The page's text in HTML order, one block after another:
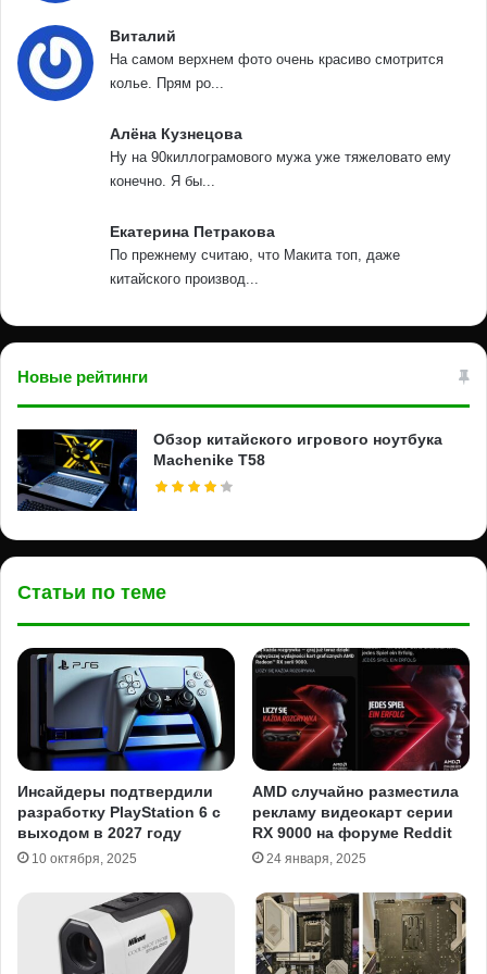
Виталий
На самом верхнем фото очень красиво смотрится
колье. Прям ро...
Алёна Кузнецова
Ну на 90киллограмового мужа уже тяжеловато ему
конечно. Я бы...
Екатерина Петракова
По прежнему считаю, что Макита топ, даже
китайского производ...
Новые рейтинги
Обзор китайского игрового ноутбука
Machenike T58
Статьи по теме
Инсайдеры подтвердили
разработку PlayStation 6 с
выходом в 2027 году
10 октября, 2025
AMD случайно разместила
рекламу видеокарт серии
RX 9000 на форуме Reddit
24 января, 2025